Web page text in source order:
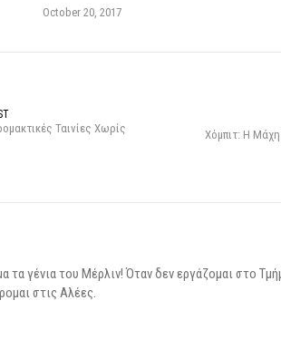
October 20, 2017
Ταινίες Χωρίς
Χόμπιτ: Η
τα γένια του Μέρλιν! Όταν δεν εργάζομαι στο
στις Αλέες.